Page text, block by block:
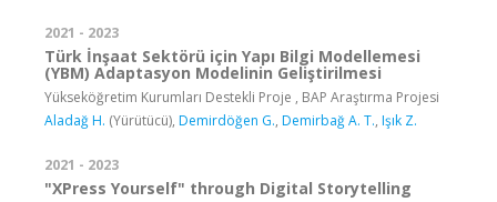
2021 - 2023
Türk İnşaat Sektörü için Yapı Bilgi Modellemesi
(YBM) Adaptasyon Modelinin Geliştirilmesi
Yükseköğretim Kurumları Destekli Proje , BAP Araştırma Projesi
Aladağ H. (Yürütücü), Demirdöğen G., Demirbağ A. T., Işık Z.
2021 - 2023
"XPress Yourself" through Digital Storytelling